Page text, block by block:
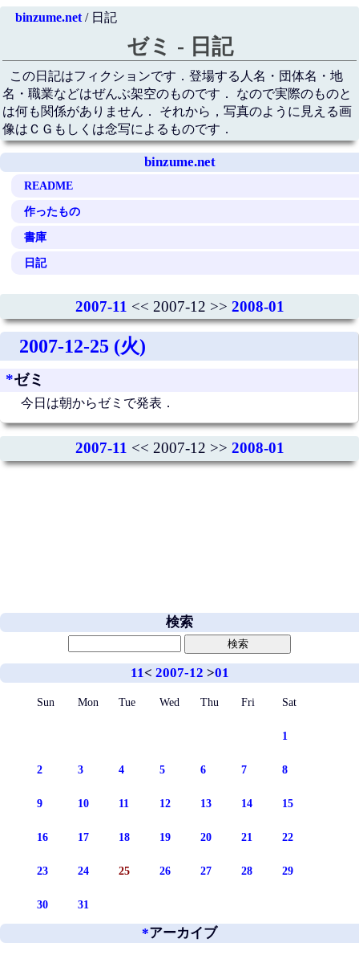
binzume.net/ 日記
ゼミ - 日記
この日記はフィクションです．登場する人名・団体名・地
名・職業などはぜんぶ架空のものです． なので実際のものと
は何も関係がありません． それから，写真のように見える画
像はＣＧもしくは念写によるものです．
binzume.net
README
作ったもの
書庫
日記
2007-11 << 2007-12 >> 2008-01
2007-12-25 (火)
*ゼミ
今日は朝からゼミで発表．
2007-11 << 2007-12 >> 2008-01
検索
11< 2007-12 >01
Sun Mon Tue Wed Thu Fri Sat
1
2 3 4 5 6 7 8
9 10 11 12 13 14 15
16 17 18 19 20 21 22
23 24 25 26 27 28 29
30 31
*アーカイブ